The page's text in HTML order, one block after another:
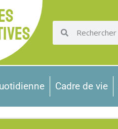
Cadre de vie